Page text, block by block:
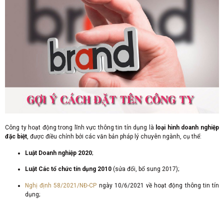
Công ty hoạt động trong lĩnh vực thông tin tín dụng là loại hình doanh nghiệp
đặc biệt, được điều chỉnh bởi các văn bản pháp lý chuyên ngành, cụ thể:
Luật Doanh nghiệp 2020;
Luật Các tổ chức tín dụng 2010 (sửa đổi, bổ sung 2017);
Nghị định 58/2021/NĐ-CP ngày 10/6/2021 về hoạt động thông tin tín
dụng;